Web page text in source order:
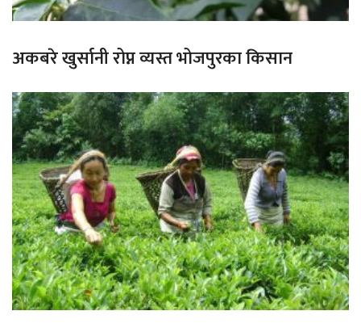
अकबरे खुर्सानी रोप्न व्यस्त भोजपुरका किसान